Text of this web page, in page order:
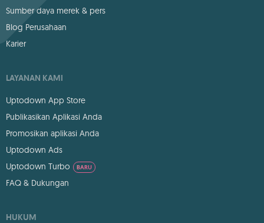
Sumber daya merek & pers
Blog Perusahaan
Karier
LAYANAN KAMI
Uptodown App Store
Publikasikan Aplikasi Anda
Promosikan aplikasi Anda
Uptodown Ads
Uptodown Turbo
BARU
FAQ & Dukungan
HUKUM